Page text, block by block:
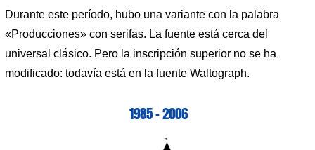
Durante este período, hubo una variante con la palabra
«Producciones» con serifas. La fuente está cerca del
universal clásico. Pero la inscripción superior no se ha
modificado: todavía está en la fuente Waltograph.
1985 – 2006